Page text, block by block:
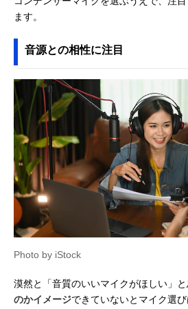
ます。
音源との相性に注目
Photo by iStock
漠然と「音質のいいマイクがほしい」と
のかイメージできていないとマイク選び